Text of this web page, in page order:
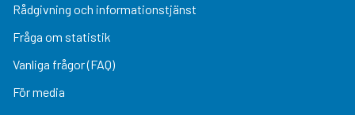
Rådgivning och informationstjänst
Fråga om statistik
Vanliga frågor (FAQ)
För media